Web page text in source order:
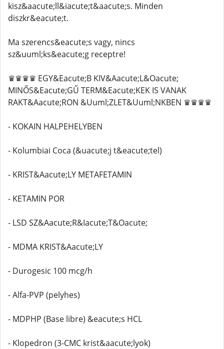
kisz&aacute;ll&iacute;t&aacute;s. Minden
diszkr&eacute;t.
Ma szerencs&eacute;s vagy, nincs
sz&uuml;ks&eacute;g receptre!
♛♛♛♛ EGY&Eacute;B KIV&Aacute;L&Oacute;
MINŐS&Eacute;GŰ TERM&Eacute;KEK IS VANAK
RAKT&Aacute;RON &Uuml;ZLET&Uuml;NKBEN ♛♛♛♛
- KOKAIN HALPEHELYBEN
- Kolumbiai Coca (&uacute;j t&eacute;tel)
- KRIST&Aacute;LY METAFETAMIN
- KETAMIN POR
- LSD SZ&Aacute;R&Iacute;T&Oacute;
- MDMA KRIST&Aacute;LY
- Durogesic 100 mcg/h
- Alfa-PVP (pelyhes)
- MDPHP (Base libre) &eacute;s HCL
- Klopedron (3-CMC krist&aacute;lyok)